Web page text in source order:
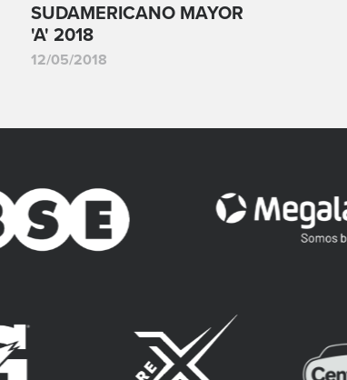
SUDAMERICANO MAYOR
'A' 2018
12/05/2018